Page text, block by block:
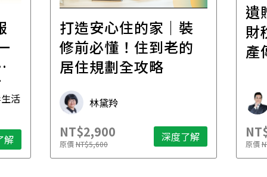
活
解
打造安心住的家｜裝
修前必懂！住到老的
居住規劃全攻略
林黛羚
NT$2,900
原價NT$5,600 深度了解
遺
財
產
原價